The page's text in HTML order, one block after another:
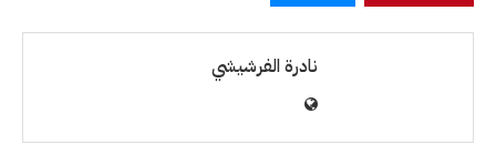
نادرة الفرشيشي